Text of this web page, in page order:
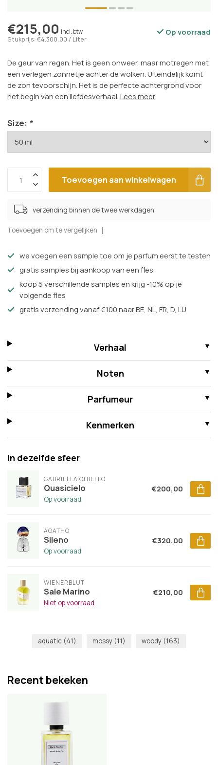
€215,00 Incl. btw
Stukprijs: €4.300,00 / Liter
Op voorraad
De geur van regen. Het is geen onweer, maar motregen met
een verlegen zonnetje achter de wolken. Uiteindelijk komt
de zon tevoorschijn. Het is de perfecte achtergrond voor
het begin van een liefdesverhaal.Lees meer.
Size: *
Toevoegen aan winkelwagen
verzending binnen de twee werkdagen
Toevoegen om te vergelijken
we voegen een sample toe om je parfum eerst te testen
gratis samples bij aankoop van een fles
koop 5 verschillende samples en krijg -10% op je
volgende fles
gratis verzending vanaf €100 naar BE, NL, FR, D, LU
Verhaal
Noten
Parfumeur
Kenmerken
In dezelfde sfeer
GABRIELLA CHIEFFO
Quasicielo
Op voorraad
€200,00
AGATHO
Sileno
Op voorraad
€320,00
WIENERBLUT
Sale Marino
Niet op voorraad
€210,00
aquatic (41) mossy (11) woody (163)
Recent bekeken